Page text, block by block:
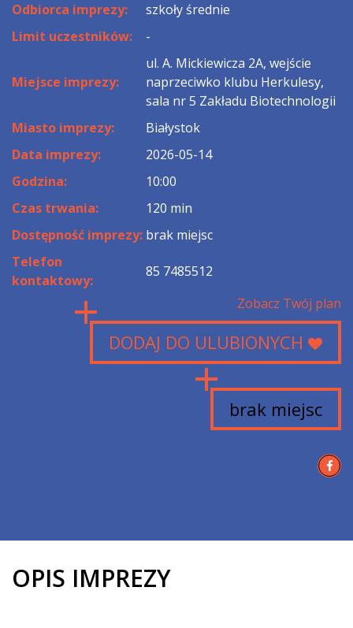
Odbiorca imprezy:
szkoły średnie
Limit uczestników:
-
Miejsce imprezy:
ul. A. Mickiewicza 2A, wejście
naprzeciwko klubu Herkulesy,
sala nr 5 Zakładu Biotechnologii
Miasto imprezy:
Białystok
Data imprezy:
2026-05-14
Godzina:
10:00
Czas trwania:
120 min
Dostępność imprezy: brak miejsc
Telefon
kontaktowy:
85 7485512
Zobacz Twój plan
DODAJ DO ULUBIONYCH
brak miejsc
OPIS IMPREZY